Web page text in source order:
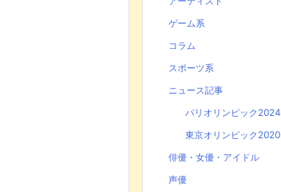
ゲーム系
コラム
スポーツ系
ニュース記事
パリオリンピック2024
東京オリンピック2020
俳優・女優・アイドル
声優